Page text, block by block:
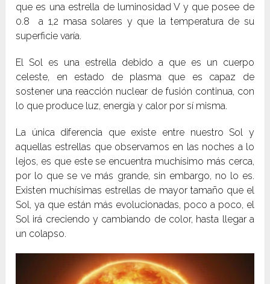
que es una estrella de luminosidad V y que posee de
0.8 a 1,2 masa solares y que la temperatura de su
superficie varía.
El Sol es una estrella debido a que es un cuerpo
celeste, en estado de plasma que es capaz de
sostener una reacción nuclear de fusión continua, con
lo que produce luz, energía y calor por sí misma.
La única diferencia que existe entre nuestro Sol y
aquellas estrellas que observamos en las noches a lo
lejos, es que este se encuentra muchísimo más cerca,
por lo que se ve más grande, sin embargo, no lo es.
Existen muchísimas estrellas de mayor tamaño que el
Sol, ya que están más evolucionadas, poco a poco, el
Sol irá creciendo y cambiando de color, hasta llegar a
un colapso.